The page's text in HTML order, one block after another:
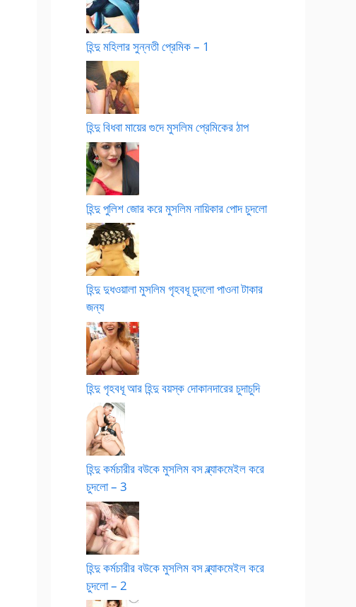
হিন্দু মহিলার সুন্নতী প্রেমিক – 1
হিন্দু বিধবা মায়ের গুদে মুসলিম প্রেমিকের ঠাপ
হিন্দু পুলিশ জোর করে মুসলিম নায়িকার পোদ চুদলো
হিন্দু দুধওয়ালা মুসলিম গৃহবধূ চুদলো পাওনা টাকার
জন্য
হিন্দু গৃহবধূ আর হিন্দু বয়স্ক দোকানদারের চুদাচুদি
হিন্দু কর্মচারীর বউকে মুসলিম বস ব্ল্যাকমেইল করে
চুদলো – 3
হিন্দু কর্মচারীর বউকে মুসলিম বস ব্ল্যাকমেইল করে
চুদলো – 2